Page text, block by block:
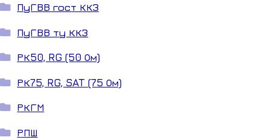
ПуГВВ гост ККЗ
ПуГВВ ту ККЗ
РК50, RG (50 Ом)
РК75, RG, SAT (75 Ом)
РКГМ
РПШ